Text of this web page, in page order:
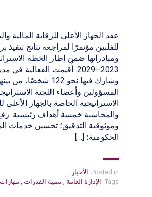
عقد الجهاز الأعلى للرقابة المالية
للفلبين مؤتمرًا لمراجعة نتائج تنفيذ
ومبادراتها ضمن إطار الخطة
2023–2029. أُقيمت الفعالية في
وشارك فيها نحو 122 شخصًا،
المسؤولين وأعضاء اللجنة
الاستراتيجية الخاصة بالجهاز الأعلى
والمحاسبة خمسة أهداف رئيسية:
وموثوقية التدقيق؛ تحسين خدمات
الحكومية؛ […]
Posted in: الأخبار
Tags: الإدارة العامة , تنمية القدرات ,